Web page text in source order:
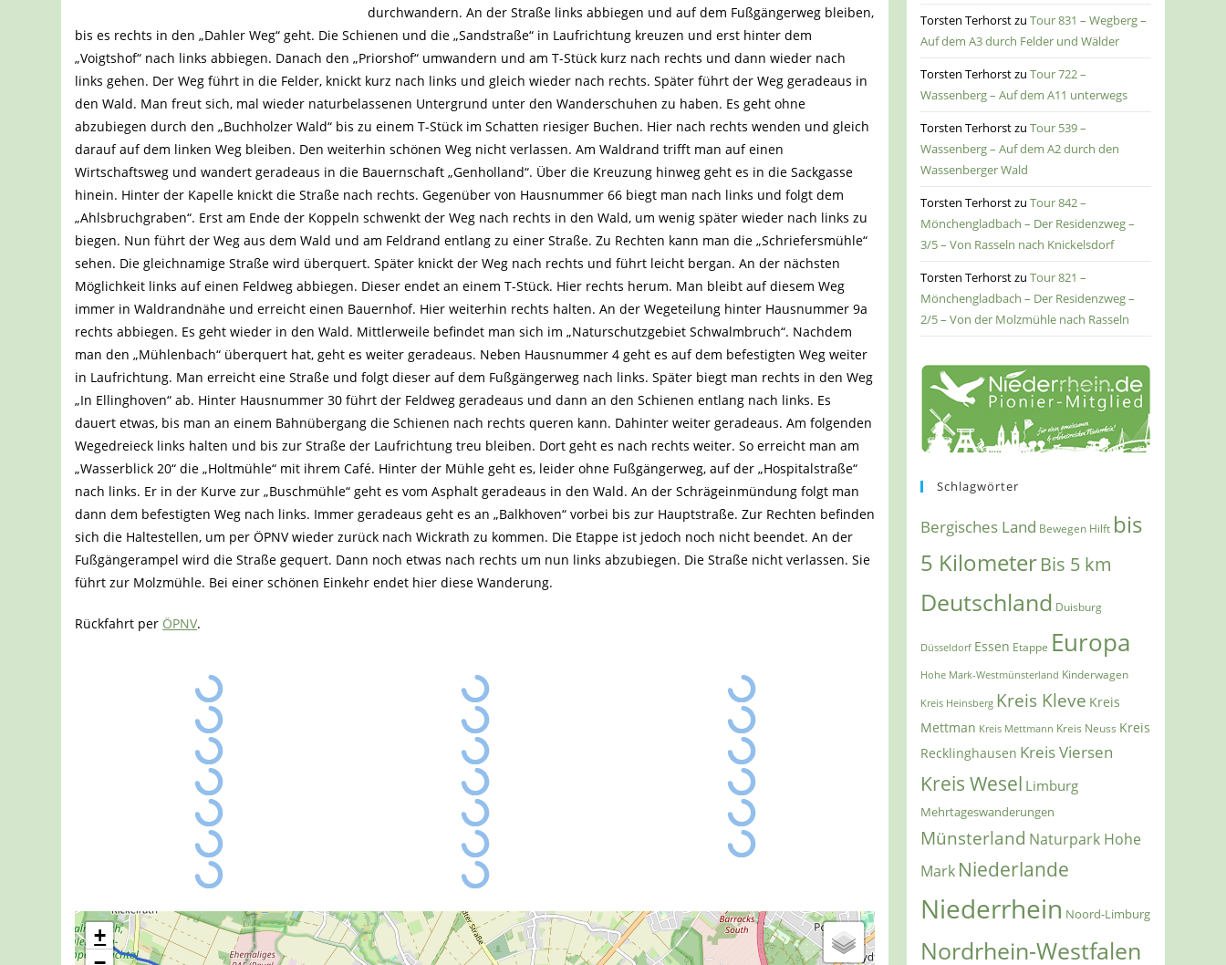
durchwandern. An der Straße links abbiegen und auf dem Fußgängerweg bleiben,
bis es rechts in den „Dahler Weg“ geht. Die Schienen und die „Sandstraße“ in Laufrichtung kreuzen und erst hinter dem
„Voigtshof“ nach links abbiegen. Danach den „Priorshof“ umwandern und am T-Stück kurz nach rechts und dann wieder nach
links gehen. Der Weg führt in die Felder, knickt kurz nach links und gleich wieder nach rechts. Später führt der Weg geradeaus in
den Wald. Man freut sich, mal wieder naturbelassenen Untergrund unter den Wanderschuhen zu haben. Es geht ohne
abzubiegen durch den „Buchholzer Wald“ bis zu einem T-Stück im Schatten riesiger Buchen. Hier nach rechts wenden und gleich
darauf auf dem linken Weg bleiben. Den weiterhin schönen Weg nicht verlassen. Am Waldrand trifft man auf einen
Wirtschaftsweg und wandert geradeaus in die Bauernschaft „Genholland“. Über die Kreuzung hinweg geht es in die Sackgasse
hinein. Hinter der Kapelle knickt die Straße nach rechts. Gegenüber von Hausnummer 66 biegt man nach links und folgt dem
„Ahlsbruchgraben“. Erst am Ende der Koppeln schwenkt der Weg nach rechts in den Wald, um wenig später wieder nach links zu
biegen. Nun führt der Weg aus dem Wald und am Feldrand entlang zu einer Straße. Zu Rechten kann man die „Schriefersmühle“
sehen. Die gleichnamige Straße wird überquert. Später knickt der Weg nach rechts und führt leicht bergan. An der nächsten
Möglichkeit links auf einen Feldweg abbiegen. Dieser endet an einem T-Stück. Hier rechts herum. Man bleibt auf diesem Weg
immer in Waldrandnähe und erreicht einen Bauernhof. Hier weiterhin rechts halten. An der Wegeteilung hinter Hausnummer 9a
rechts abbiegen. Es geht wieder in den Wald. Mittlerweile befindet man sich im „Naturschutzgebiet Schwalmbruch“. Nachdem
man den „Mühlenbach“ überquert hat, geht es weiter geradeaus. Neben Hausnummer 4 geht es auf dem befestigten Weg weiter
in Laufrichtung. Man erreicht eine Straße und folgt dieser auf dem Fußgängerweg nach links. Später biegt man rechts in den Weg
„In Ellinghoven“ ab. Hinter Hausnummer 30 führt der Feldweg geradeaus und dann an den Schienen entlang nach links. Es
dauert etwas, bis man an einem Bahnübergang die Schienen nach rechts queren kann. Dahinter weiter geradeaus. Am folgenden
Wegedreieck links halten und bis zur Straße der Laufrichtung treu bleiben. Dort geht es nach rechts weiter. So erreicht man am
„Wasserblick 20“ die „Holtmühle“ mit ihrem Café. Hinter der Mühle geht es, leider ohne Fußgängerweg, auf der „Hospitalstraße“
nach links. Er in der Kurve zur „Buschmühle“ geht es vom Asphalt geradeaus in den Wald. An der Schrägeinmündung folgt man
dann dem befestigten Weg nach links. Immer geradeaus geht es an „Balkhoven“ vorbei bis zur Hauptstraße. Zur Rechten befinden
sich die Haltestellen, um per ÖPNV wieder zurück nach Wickrath zu kommen. Die Etappe ist jedoch noch nicht beendet. An der
Fußgängerampel wird die Straße gequert. Dann noch etwas nach rechts um nun links abzubiegen. Die Straße nicht verlassen. Sie
führt zur Molzmühle. Bei einer schönen Einkehr endet hier diese Wanderung.
Rückfahrt per ÖPNV.
+
Torsten TerhorstzuTour 831 – Wegberg –
Auf dem A3 durch Felder und Wälder
Torsten TerhorstzuTour 722 –
Wassenberg – Auf dem A11 unterwegs
Torsten TerhorstzuTour 539 –
Wassenberg – Auf dem A2 durch den
Wassenberger Wald
Torsten TerhorstzuTour 842 –
Mönchengladbach – Der Residenzweg –
3/5 – Von Rasseln nach Knickelsdorf
Torsten TerhorstzuTour 821 –
Mönchengladbach – Der Residenzweg –
2/5 – Von der Molzmühle nach Rasseln
Schlagwörter
Bergisches Land Bewegen Hilft bis
5 KilometerBis 5 km
Deutschland Duisburg
Düsseldorf Essen Etappe Europa
Hohe Mark-Westmünsterland Kinderwagen
Kreis Heinsberg Kreis Kleve Kreis
Mettman Kreis Mettmann Kreis Neuss Kreis
Recklinghausen Kreis Viersen
Kreis Wesel Limburg
Mehrtageswanderungen
Münsterland Naturpark Hohe
Mark Niederlande
Niederrhein Noord-Limburg
Nordrhein-Westfalen